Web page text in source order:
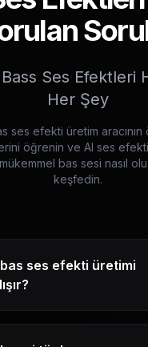
Ses Efektleri
Her Şey
ses efekti üretim aracının
öğrenin ve AI ses
bas sesi nasıl
keşfedin.
ses efekti üretimi